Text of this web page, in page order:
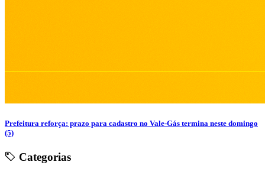
Prefeitura reforça: prazo para cadastro no Vale-Gás termina neste domingo
(5)
Categorias